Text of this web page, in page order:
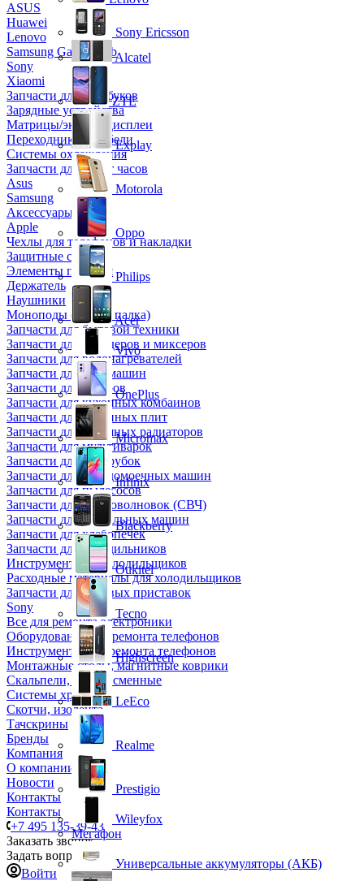
ASUS
Huawei
Lenovo
Samsung Galaxy Tab
Sony
Xiaomi
Запчасти для ноутбуков
Зарядные устройства
Матрицы/экраны/дисплеи
Переходники и кабели
Системы охлаждения
Запчасти для смарт часов
Asus
Samsung
Аксессуары
Apple
Чехлы для телефонов и накладки
Защитные стекла
Элементы питания
Держатель
Наушники
Моноподы (Селфи палка)
Запчасти для бытовой техники
Запчасти для блендеров и миксеров
Запчасти для водонагревателей
Запчасти для кофемашин
Запчасти для кулеров
Запчасти для кухонных комбаинов
Запчасти для кухонных плит
Запчасти для масляных радиаторов
Запчасти для мультиварок
Запчасти для мясорубок
Запчасти для посудомоечных машин
Запчасти для пылесосов
Запчасти для микроволновок (СВЧ)
Запчасти для стиральных машин
Запчасти для хлебопечек
Запчасти для холодильников
Инструмент для холодильщиков
Расходные материалы для холодильщиков
Запчасти для игровых приставок
Sony
Все для ремонта электроники
Оборудование для ремонта телефонов
Инструменты для ремонта телефонов
Монтажные столы, магнитные коврики
Скальпели, лезвия сменные
Системы хранения
Скотчи, изолента
Тачскрины
Бренды
Компания
О компании
Новости
Контакты
Контакты
+7 495 135-39-43
Заказать звонок
Задать вопрос
Войти
Sony Ericsson
Alcatel
ZTE
Explay
Motorola
Oppo
Philips
Acer
Vivo
OnePlus
Micromax
Infinix
Blackberry
Oukitel
Tecno
Highscreen
LeEco
Realme
Prestigio
Wileyfox
Мегафон
Универсальные аккумуляторы (АКБ)